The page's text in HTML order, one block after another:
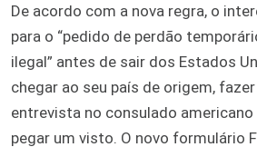
De acordo com a nova regra, o
para o “pedido de perdão
ilegal” antes de sair dos Estados
chegar ao seu país de origem,
entrevista no consulado
pegar um visto. O novo formulário